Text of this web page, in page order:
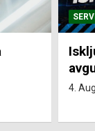
4.
4.